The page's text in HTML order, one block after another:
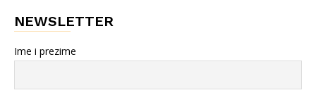
NEWSLETTER
Ime i prezime